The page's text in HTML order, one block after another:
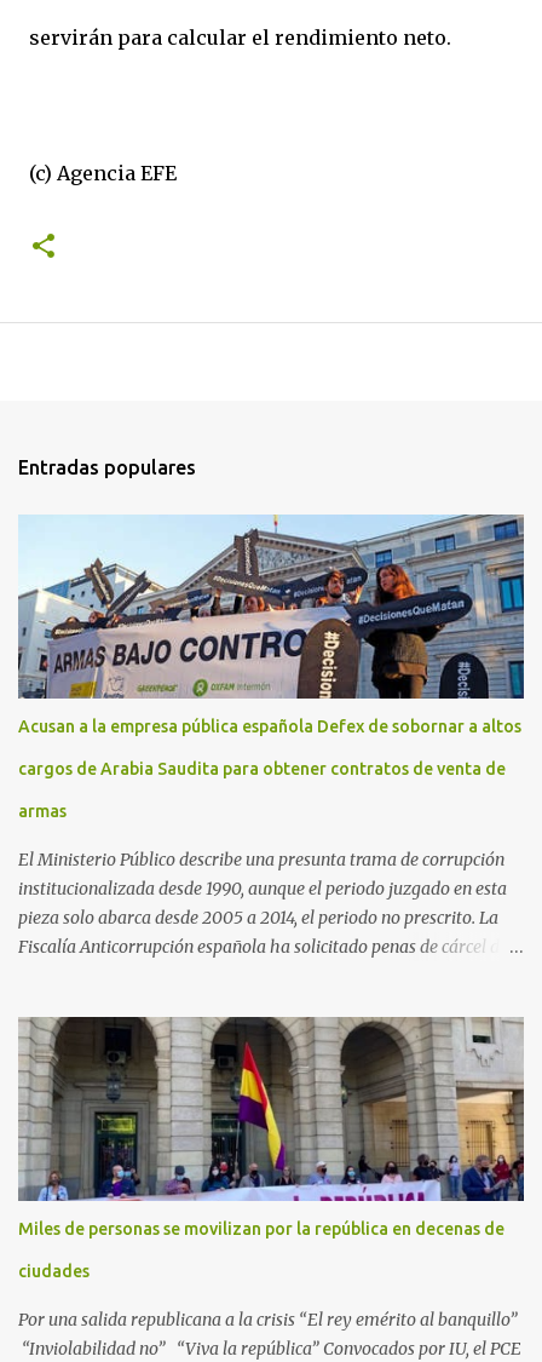
servirán para calcular el rendimiento neto.
(c) Agencia EFE
Entradas populares
Acusan a la empresa pública española Defex de sobornar a altos
cargos de Arabia Saudita para obtener contratos de venta de
armas
El Ministerio Público describe una presunta trama de corrupción
institucionalizada desde 1990, aunque el periodo juzgado en esta
pieza solo abarca desde 2005 a 2014, el periodo no prescrito. La
Fiscalía Anticorrupción española ha solicitado penas de cárcel de
Arabia Saudita a través de la empresa pública española Defex,
disuelta. El fiscal Conrado Saiz describe en su escrito de
conclusiones cómo la empresa pública Defex pagó comisiones
ilegales a diversas autoridades del régimen árabe entre 2005 y
2014, para obtener a cambio la materialización de los contratos. El
Ministerio Público lleva a cabo esta acusación en una de las piezas
separadas del llamado 'caso Defex', que investiga once ventas
ejecutadas en este periodo, y atribuye a José Ignacio Encinas
Charro, presidente de la compañía pública hasta 2013, los
Miles de personas se movilizan por la república en decenas de
ciudades
Por una salida republicana a la crisis “El rey emérito al banquillo”
“Inviolabilidad no” “Viva la república” Convocados por IU, el PCE